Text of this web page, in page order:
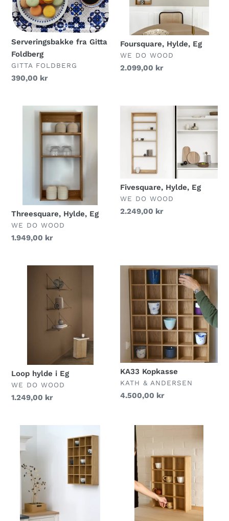
Serveringsbakke fra Gitta
Foldberg
FORHANDLER
GITTA FOLDBERG
Normalpris
390,00 kr
Foursquare, Hylde, Eg
FORHANDLER
WE DO WOOD
Normalpris
2.099,00 kr
Threesquare,
Threesquare, Hylde, Eg
FORHANDLER
WE DO WOOD
Normalpris
1.949,00 kr
Fivesquare,
Hylde,
Fivesquare, Hylde, Eg
FORHANDLER
WE DO WOOD
Normalpris
2.249,00 kr
Loop hylde i Eg
FORHANDLER
WE DO WOOD
Normalpris
1.249,00 kr
KA33
Kopkasse
KA33 Kopkasse
FORHANDLER
KATH & ANDERSEN
Normalpris
4.500,00 kr
Kopkasse
KA31
Kopkasse